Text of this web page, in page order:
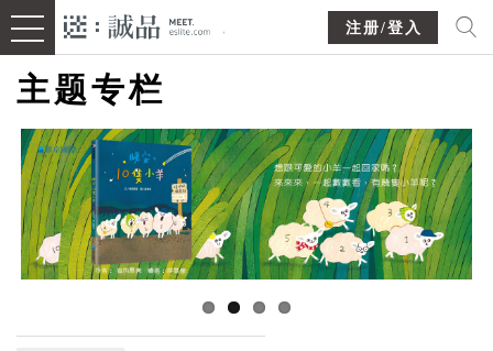
注册/登入
主题专栏